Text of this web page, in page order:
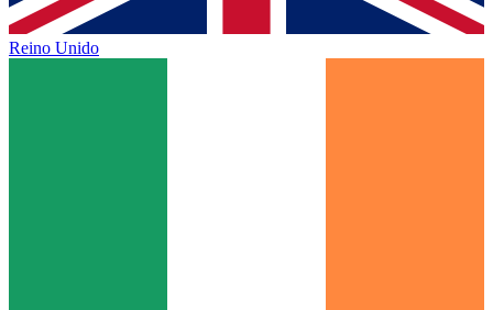
Reino Unido